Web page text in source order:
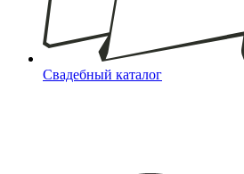
Свадебный каталог